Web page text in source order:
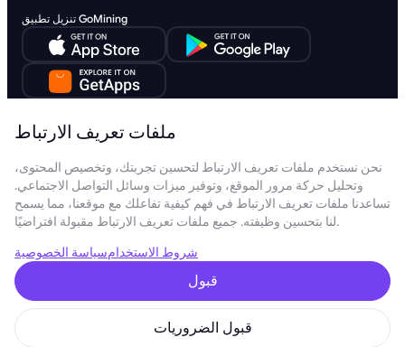
تنزيل تطبيق GoMining
© 2026 GoMining جميع الحقوق محفوظة
Digital Miners White Paper
شركة GoMining (BVI) المحدودة، مكاتب ترينيتي، صندوق بريد 4301، رود تاون،
تورتولا، جزر فيرجن البريطانية، رقم شركة BVI: 2110978
ملفات تعريف الارتباط
نحن نستخدم ملفات تعريف الارتباط لتحسين تجربتك، وتخصيص المحتوى،
وتحليل حركة مرور الموقع، وتوفير ميزات وسائل التواصل الاجتماعي.
تساعدنا ملفات تعريف الارتباط في فهم كيفية تفاعلك مع موقعنا، مما يسمح
لنا بتحسين وظيفته. جميع ملفات تعريف الارتباط مقبولة افتراضيًا.
سياسة الخصوصيةشروط الاستخدام
قبول
قبول الضروريات